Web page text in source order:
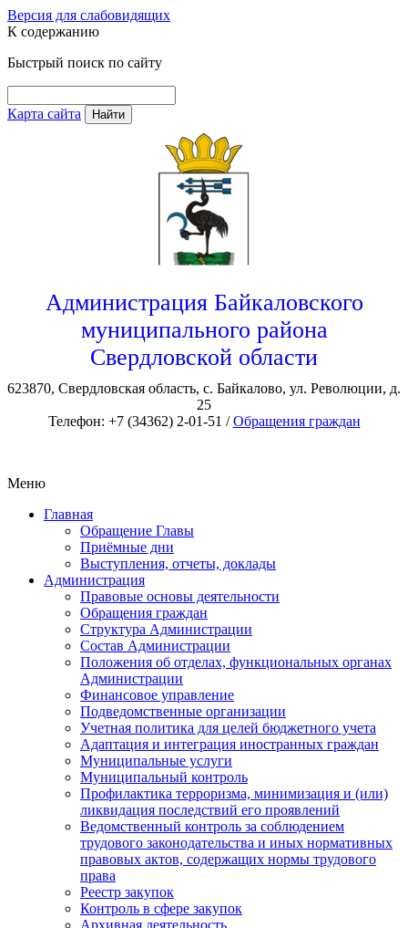
Версия для слабовидящих
К содержанию
Быстрый поиск по сайту
Карта сайта Найти
Администрация Байкаловского
муниципального района
Свердловской области
623870, Свердловская область, с. Байкалово, ул. Революции, д.
25
Телефон: +7 (34362) 2-01-51 /Обращения граждан
Меню
Главная
Обращение Главы
Приёмные дни
Выступления, отчеты, доклады
Администрация
Правовые основы деятельности
Обращения граждан
Структура Администрации
Состав Администрации
Положения об отделах, функциональных органах
Администрации
Финансовое управление
Подведомственные организации
Учетная политика для целей бюджетного учета
Адаптация и интеграция иностранных граждан
Муниципальные услуги
Муниципальный контроль
Профилактика терроризма, минимизация и (или)
ликвидация последствий его проявлений
Ведомственный контроль за соблюдением
трудового законодательства и иных нормативных
правовых актов, содержащих нормы трудового
права
Реестр закупок
Контроль в сфере закупок
Архивная деятельность